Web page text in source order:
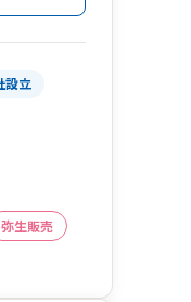
設立
弥生販売